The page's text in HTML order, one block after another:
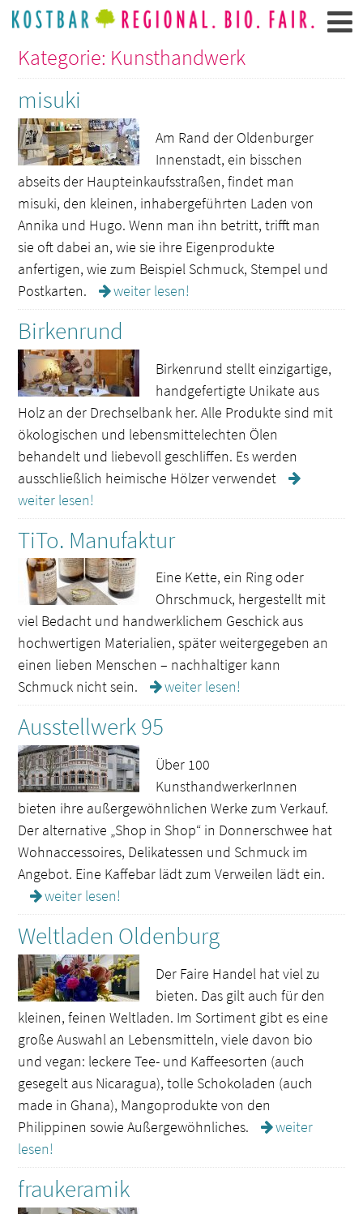
Kategorie: Kunsthandwerk
misuki
Am Rand der Oldenburger
Innenstadt, ein bisschen
abseits der Haupteinkaufsstraßen, findet man
misuki, den kleinen, inhabergeführten Laden von
Annika und Hugo. Wenn man ihn betritt, trifft man
sie oft dabei an, wie sie ihre Eigenprodukte
anfertigen, wie zum Beispiel Schmuck, Stempel und
Postkarten.
weiter lesen!
Birkenrund
Birkenrund stellt einzigartige,
handgefertigte Unikate aus
Holz an der Drechselbank her. Alle Produkte sind mit
ökologischen und lebensmittelechten Ölen
behandelt und liebevoll geschliffen. Es werden
ausschließlich heimische Hölzer verwendet
weiter lesen!
TiTo. Manufaktur
Eine Kette, ein Ring oder
Ohrschmuck, hergestellt mit
viel Bedacht und handwerklichem Geschick aus
hochwertigen Materialien, später weitergegeben an
einen lieben Menschen – nachhaltiger kann
Schmuck nicht sein.
weiter lesen!
Ausstellwerk 95
Über 100
KunsthandwerkerInnen
bieten ihre außergewöhnlichen Werke zum Verkauf.
Der alternative „Shop in Shop“ in Donnerschwee hat
Wohnaccessoires, Delikatessen und Schmuck im
Angebot. Eine Kaffebar lädt zum Verweilen lädt ein.
weiter lesen!
Weltladen Oldenburg
Der Faire Handel hat viel zu
bieten. Das gilt auch für den
kleinen, feinen Weltladen. Im Sortiment gibt es eine
große Auswahl an Lebensmitteln, viele davon bio
und vegan: leckere Tee- und Kaffeesorten (auch
gesegelt aus Nicaragua), tolle Schokoladen (auch
made in Ghana), Mangoprodukte von den
Philippinen sowie Außergewöhnliches.
weiter
lesen!
fraukeramik